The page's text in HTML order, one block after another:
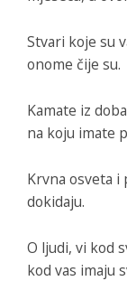
Stvari koje su
onome čije su.
Kamate iz
na koju imate
Krvna osveta i
dokidaju.
O ljudi, vi kod
kod vas imaju